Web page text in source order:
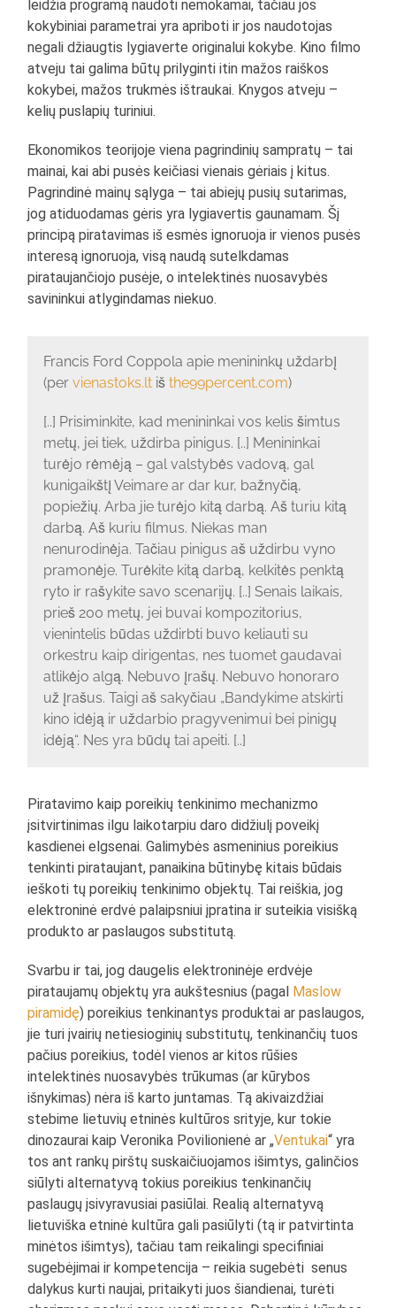
leidžia programą naudoti nemokamai, tačiau jos
kokybiniai parametrai yra apriboti ir jos naudotojas
negali džiaugtis lygiaverte originalui kokybe. Kino filmo
atveju tai galima būtų prilyginti itin mažos raiškos
kokybei, mažos trukmės ištraukai. Knygos atveju –
kelių puslapių turiniui.
Ekonomikos teorijoje viena pagrindinių sampratų – tai
mainai, kai abi pusės keičiasi vienais gėriais į kitus.
Pagrindinė mainų sąlyga – tai abiejų pusių sutarimas,
jog atiduodamas gėris yra lygiavertis gaunamam. Šį
principą piratavimas iš esmės ignoruoja ir vienos pusės
interesą ignoruoja, visą naudą sutelkdamas
pirataujančiojo pusėje, o intelektinės nuosavybės
savininkui atlygindamas niekuo.
Francis Ford Coppola apie menininkų uždarbį
(per vienastoks.ltiš the99percent.com)
[..] Prisiminkite, kad menininkai vos kelis šimtus
metų, jei tiek, uždirba pinigus. [..] Menininkai
turėjo rėmėją – gal valstybės vadovą, gal
kunigaikštį Veimare ar dar kur, bažnyčią,
popiežių. Arba jie turėjo kitą darbą. Aš turiu kitą
darbą. Aš kuriu filmus. Niekas man
nenurodinėja. Tačiau pinigus aš uždirbu vyno
pramonėje. Turėkite kitą darbą, kelkitės penktą
ryto ir rašykite savo scenarijų. [..] Senais laikais,
prieš 200 metų, jei buvai kompozitorius,
vienintelis būdas uždirbti buvo keliauti su
orkestru kaip dirigentas, nes tuomet gaudavai
atlikėjo algą. Nebuvo įrašų. Nebuvo honoraro
už įrašus. Taigi aš sakyčiau „Bandykime atskirti
kino idėją ir uždarbio pragyvenimui bei pinigų
idėją“. Nes yra būdų tai apeiti. [..]
Piratavimo kaip poreikių tenkinimo mechanizmo
įsitvirtinimas ilgu laikotarpiu daro didžiulį poveikį
kasdienei elgsenai. Galimybės asmeninius poreikius
tenkinti pirataujant, panaikina būtinybę kitais būdais
ieškoti tų poreikių tenkinimo objektų. Tai reiškia, jog
elektroninė erdvė palaipsniui įpratina ir suteikia visišką
produkto ar paslaugos substitutą.
Svarbu ir tai, jog daugelis elektroninėje erdvėje
pirataujamų objektų yra aukštesnius (pagal Maslow
piramidę) poreikius tenkinantys produktai ar paslaugos,
jie turi įvairių netiesioginių substitutų, tenkinančių tuos
pačius poreikius, todėl vienos ar kitos rūšies
intelektinės nuosavybės trūkumas (ar kūrybos
išnykimas) nėra iš karto juntamas. Tą akivaizdžiai
stebime lietuvių etninės kultūros srityje, kur tokie
dinozaurai kaip Veronika Povilionienė ar „Ventukai“ yra
tos ant rankų pirštų suskaičiuojamos išimtys, galinčios
siūlyti alternatyvą tokius poreikius tenkinančių
paslaugų įsivyravusiai pasiūlai. Realią alternatyvą
lietuviška etninė kultūra gali pasiūlyti (tą ir patvirtinta
minėtos išimtys), tačiau tam reikalingi specifiniai
sugebėjimai ir kompetencija – reikia sugebėti senus
dalykus kurti naujai, pritaikyti juos šiandienai, turėti